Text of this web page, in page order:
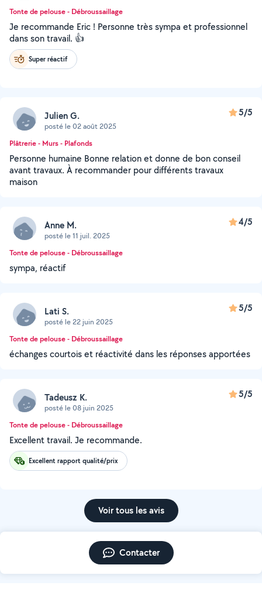
Tonte de pelouse - Débroussaillage
Je recommande Eric ! Personne très sympa et professionnel
dans son travail. 👍
Super réactif
Julien G.
posté le 02 août 2025
5/5
Plâtrerie - Murs - Plafonds
Personne humaine Bonne relation et donne de bon conseil
avant travaux. À recommander pour différents travaux
maison
Anne M.
posté le 11 juil. 2025
4/5
Tonte de pelouse - Débroussaillage
sympa, réactif
Lati S.
posté le 22 juin 2025
5/5
Tonte de pelouse - Débroussaillage
échanges courtois et réactivité dans les réponses apportées
Tadeusz K.
posté le 08 juin 2025
5/5
Tonte de pelouse - Débroussaillage
Excellent travail. Je recommande.
Excellent rapport qualité/prix
Voir tous les avis
Contacter